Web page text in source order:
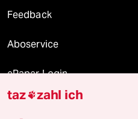
Feedback
Aboservice
ePaper Login
Downloads für Abonnierende
taz zahl ich